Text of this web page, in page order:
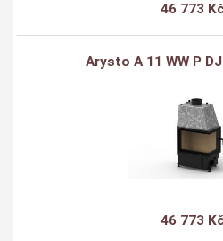
46 773 Kč
Arysto A 11 WW P
46 773 Kč